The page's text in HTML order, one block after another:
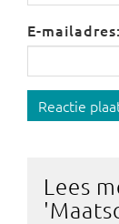
E-mailadres:
Reactie
Lees
'